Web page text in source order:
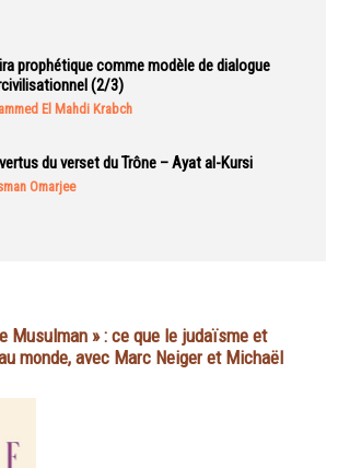
prophétique comme modèle de dialogue
(2/3)
El Mahdi Krabch
du verset du Trône – Ayat al-Kursi
Omarjee
Musulman » : ce que le judaïsme et
monde, avec Marc Neiger et Michaël